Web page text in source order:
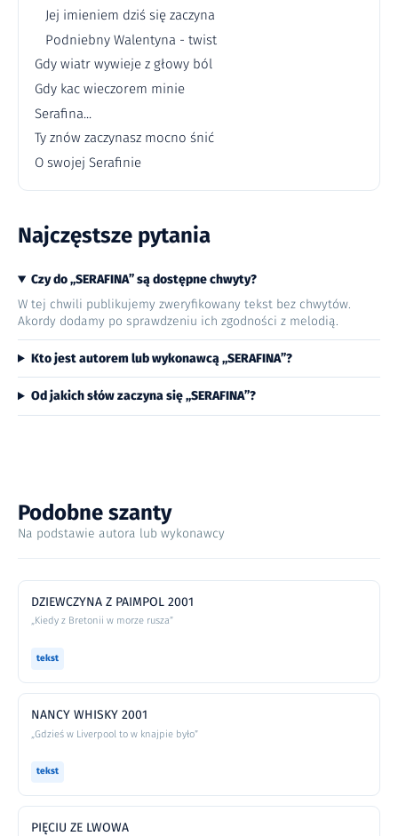
Jej imieniem dziś się zaczyna
Podniebny Walentyna - twist
Gdy wiatr wywieje z głowy ból
Gdy kac wieczorem minie
Serafina...
Ty znów zaczynasz mocno śnić
O swojej Serafinie
Najczęstsze pytania
Czy do „SERAFINA” są dostępne chwyty?
W tej chwili publikujemy zweryfikowany tekst bez chwytów.
Akordy dodamy po sprawdzeniu ich zgodności z melodią.
Kto jest autorem lub wykonawcą „SERAFINA”?
Od jakich słów zaczyna się „SERAFINA”?
Podobne szanty
Na podstawie autora lub wykonawcy
DZIEWCZYNA Z PAIMPOL 2001
„Kiedy z Bretonii w morze rusza”
tekst
NANCY WHISKY 2001
„Gdzieś w Liverpool to w knajpie było”
tekst
PIĘCIU ZE LWOWA